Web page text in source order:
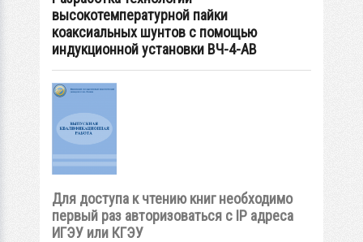
высокотемпературной пайки
коаксиальных шунтов с помощью
индукционной установки ВЧ-4-АВ
Для доступа к чтению книг необходимо
первый раз авторизоваться с IP адреса
ИГЭУ или КГЭУ